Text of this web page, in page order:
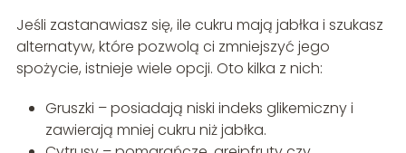
Jeśli zastanawiasz się, ile cukru mają jabłka i szukasz
alternatyw, które pozwolą ci zmniejszyć jego
spożycie, istnieje wiele opcji. Oto kilka z nich:
Gruszki – posiadają niski indeks glikemiczny i
zawierają mniej cukru niż jabłka.